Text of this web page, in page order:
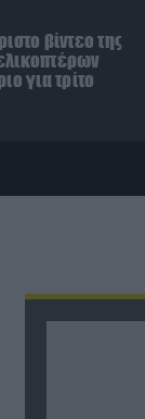
βίντεο της
για τρίτο